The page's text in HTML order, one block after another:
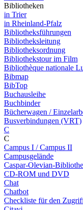
Bibliotheken
in Trier
in Rheinland-Pfalz
Bibliotheksführungen
Bibliotheksleitung
Bibliotheksordnung
Bibliothekstour im Film
Bibliothèque nationale
Bibmap
BibTop
Buchausleihe
Buchbinder
Bücherwagen /
Busverbindungen (VRT)
C
C
Campus I / Campus II
Campusgelände
Caspar-Olevian-
CD-ROM und DVD
Chat
Chatbot
Checkliste für den